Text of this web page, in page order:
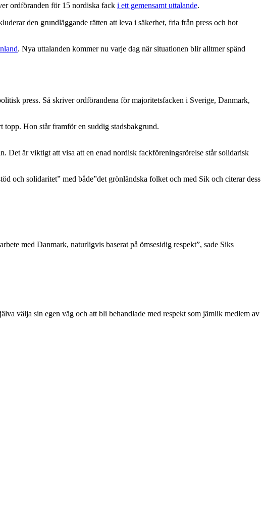
ordföranden för 15 nordiska fack i ett gemensamt uttalande.
den grundläggande rätten att leva i säkerhet, fria från press och hot
. Nya uttalanden kommer nu varje dag när situationen blir alltmer spänd
press. Så skriver ordförandena för majoritetsfacken i Sverige, Danmark,
Det är viktigt att visa att en enad nordisk fackföreningsrörelse står solidarisk
och solidaritet” med både”det grönländska folket och med Sik och citerar dess
med Danmark, naturligvis baserat på ömsesidig respekt”, sade Siks
välja sin egen väg och att bli behandlade med respekt som jämlik medlem av